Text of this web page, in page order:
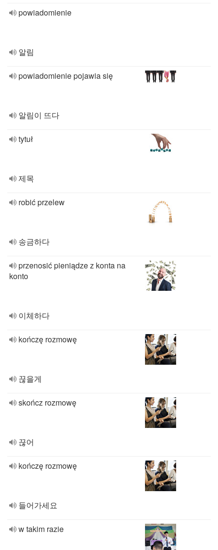
powiadomienie
알림
powiadomienie pojawia się
알림이 뜨다
tytuł
제목
robić przelew
송금하다
przenosić pieniądze z konta na
konto
이체하다
kończę rozmowę
끊을게
skończ rozmowę
끊어
kończę rozmowę
들어가세요
w takim razie